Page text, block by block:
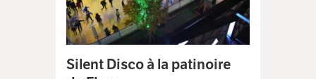
Silent Disco à la patinoire